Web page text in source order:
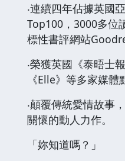
‧連續四年佔據英國
Top100，3000多位
標性書評網站
‧榮獲英國《泰晤士
《Elle》等多家媒體
‧顛覆傳統愛情故事
關懷的動人力作。
「妳知道嗎？」